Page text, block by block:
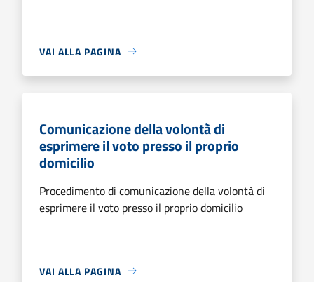
VAI ALLA PAGINA
Comunicazione della volontà di
esprimere il voto presso il proprio
domicilio
Procedimento di comunicazione della volontà di
esprimere il voto presso il proprio domicilio
VAI ALLA PAGINA